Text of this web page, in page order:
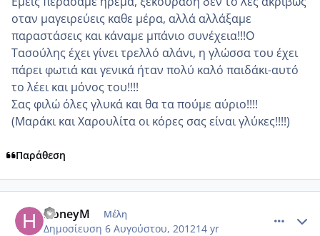
οταν μαγειρεύεις καθε μέρα, αλλά αλλάξαμε
παραστάσεις και κάναμε μπάνιο συνέχεια!!!Ο
Τασούλης έχει γίνει τρελλό αλάνι, η γλώσσα του έχει
πάρει φωτιά και γενικά ήταν πολύ καλό παιδάκι-αυτό
το λέει και μόνος του!!!!
Σας φιλώ όλες γλυκά και θα τα πούμε αύριο!!!!
(Μαράκι και Χαρουλίτα οι κόρες σας είναι γλύκες!!!!)
Παράθεση
HoneyM Μέλη
Δημοσίευση 6 Αυγούστου, 201214 yr